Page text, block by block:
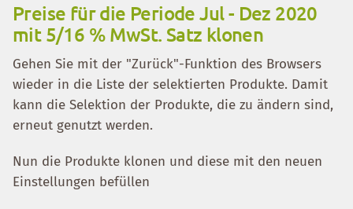
Preise für die Periode Jul - Dez 2020
mit 5/16 % MwSt. Satz klonen
Gehen Sie mit der "Zurück"-Funktion des Browsers
wieder in die Liste der selektierten Produkte. Damit
kann die Selektion der Produkte, die zu ändern sind,
erneut genutzt werden.
Nun die Produkte klonen und diese mit den neuen
Einstellungen befüllen